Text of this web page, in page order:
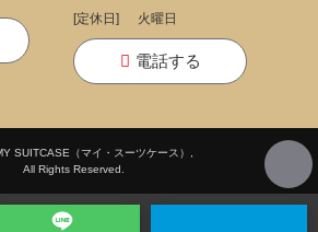
[定休日]
火曜日
電話する
SUITCASE（マイ・スーツケース）,
All Rights Reserved.